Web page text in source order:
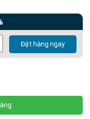
Đặt hàng ngay